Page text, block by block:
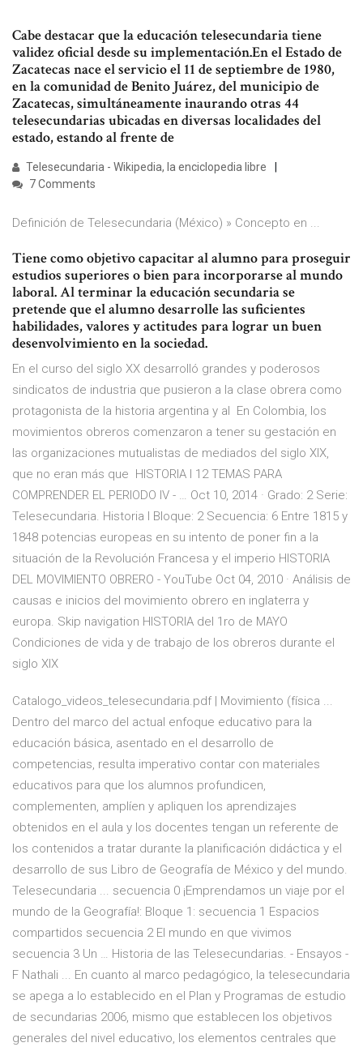
Cabe destacar que la educación telesecundaria tiene
validez oficial desde su implementación.En el Estado de
Zacatecas nace el servicio el 11 de septiembre de 1980,
en la comunidad de Benito Juárez, del municipio de
Zacatecas, simultáneamente inaurando otras 44
telesecundarias ubicadas en diversas localidades del
estado, estando al frente de
Telesecundaria - Wikipedia, la enciclopedia libre
7 Comments
Definición de Telesecundaria (México) » Concepto en ...
Tiene como objetivo capacitar al alumno para proseguir
estudios superiores o bien para incorporarse al mundo
laboral. Al terminar la educación secundaria se
pretende que el alumno desarrolle las suficientes
habilidades, valores y actitudes para lograr un buen
desenvolvimiento en la sociedad.
En el curso del siglo XX desarrolló grandes y poderosos
sindicatos de industria que pusieron a la clase obrera como
protagonista de la historia argentina y al En Colombia, los
movimientos obreros comenzaron a tener su gestación en
las organizaciones mutualistas de mediados del siglo XIX,
que no eran más que HISTORIA I 12 TEMAS PARA
COMPRENDER EL PERIODO IV - … Oct 10, 2014 · Grado: 2 Serie:
Telesecundaria. Historia I Bloque: 2 Secuencia: 6 Entre 1815 y
1848 potencias europeas en su intento de poner fin a la
situación de la Revolución Francesa y el imperio HISTORIA
DEL MOVIMIENTO OBRERO - YouTube Oct 04, 2010 · Análisis de
causas e inicios del movimiento obrero en inglaterra y
europa. Skip navigation HISTORIA del 1ro de MAYO
Condiciones de vida y de trabajo de los obreros durante el
siglo XIX
Catalogo_videos_telesecundaria.pdf | Movimiento (física ...
Dentro del marco del actual enfoque educativo para la
educación básica, asentado en el desarrollo de
competencias, resulta imperativo contar con materiales
educativos para que los alumnos profundicen,
complementen, amplíen y apliquen los aprendizajes
obtenidos en el aula y los docentes tengan un referente de
los contenidos a tratar durante la planificación didáctica y el
desarrollo de sus Libro de Geografía de México y del mundo.
Telesecundaria ... secuencia 0 ¡Emprendamos un viaje por el
mundo de la Geografía!: Bloque 1: secuencia 1 Espacios
compartidos secuencia 2 El mundo en que vivimos
secuencia 3 Un … Historia de las Telesecundarias. - Ensayos -
F Nathali ... En cuanto al marco pedagógico, la telesecundaria
se apega a lo establecido en el Plan y Programas de estudio
de secundarias 2006, mismo que establecen los objetivos
generales del nivel educativo, los elementos centrales que